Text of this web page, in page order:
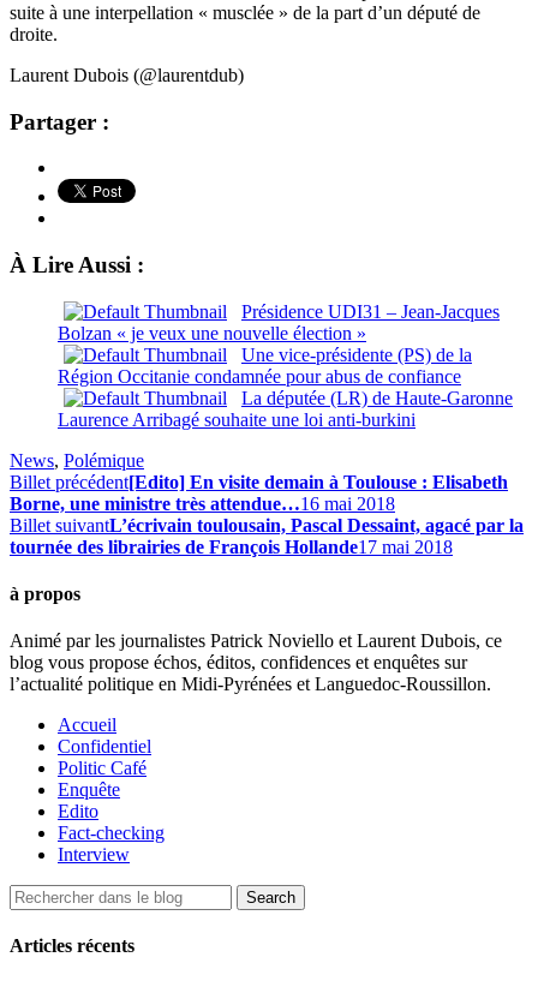
suite à une interpellation « musclée » de la part d’un député de
droite.
Laurent Dubois (@laurentdub)
Partager :
À Lire Aussi :
Présidence UDI31 – Jean-Jacques
Bolzan « je veux une nouvelle élection »
Une vice-présidente (PS) de la
Région Occitanie condamnée pour abus de confiance
La députée (LR) de Haute-Garonne
Laurence Arribagé souhaite une loi anti-burkini
News, Polémique
Billet précédent[Edito] En visite demain à Toulouse : Elisabeth
Borne, une ministre très attendue…16 mai 2018
Billet suivantL’écrivain toulousain, Pascal Dessaint, agacé par la
tournée des librairies de François Hollande17 mai 2018
à propos
Animé par les journalistes Patrick Noviello et Laurent Dubois, ce
blog vous propose échos, éditos, confidences et enquêtes sur
l’actualité politique en Midi-Pyrénées et Languedoc-Roussillon.
Accueil
Confidentiel
Politic Café
Enquête
Edito
Fact-checking
Interview
Articles récents